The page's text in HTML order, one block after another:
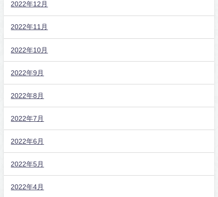
2022年12月
2022年11月
2022年10月
2022年9月
2022年8月
2022年7月
2022年6月
2022年5月
2022年4月